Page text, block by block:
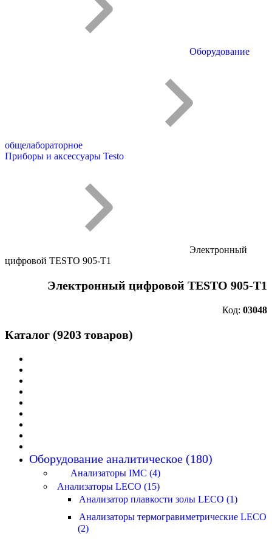
Оборудование
общелабораторное
Приборы и аксессуары Testo
Электронный
цифровой TESTO 905-Т1
Электронный цифровой TESTO 905-Т1
Код: 03048
Каталог (9203 товаров)
Оборудование аналитическое (180)
Анализаторы IMC (4)
Анализаторы LECO (15)
Анализатор плавкости золы LECO (1)
Анализаторы термогравиметрические LECO
(2)